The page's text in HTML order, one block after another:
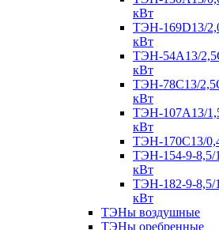
кВт
ТЭН-169D13/
кВт
ТЭН-54А13/
кВт
ТЭН-78С13/
кВт
ТЭН-107А13/
кВт
ТЭН-170C13/
ТЭН-154-9-8,5/
кВт
ТЭН-182-9-8,5/
кВт
ТЭНы воздушные
ТЭНы оребренные